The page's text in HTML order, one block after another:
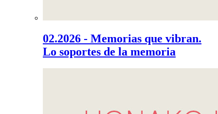
02.2026 - Memorias que vibran.
Lo soportes de la memoria